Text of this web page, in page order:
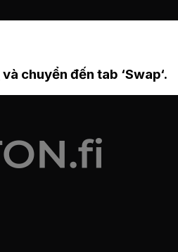
và chuyển đến tab ‘Swap‘.